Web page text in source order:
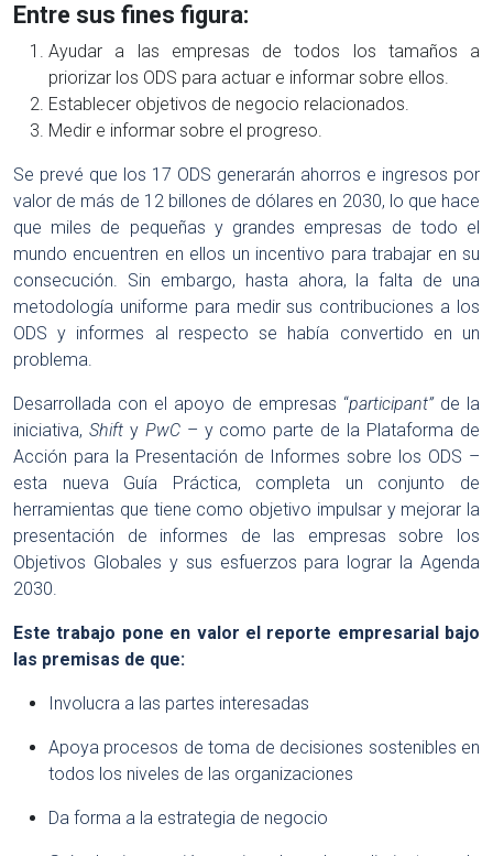
Entre sus fines figura:
Ayudar a las empresas de todos los tamaños a
priorizar los ODS para actuar e informar sobre ellos.
Establecer objetivos de negocio relacionados.
Medir e informar sobre el progreso.
Se prevé que los 17 ODS generarán ahorros e ingresos por
valor de más de 12 billones de dólares en 2030, lo que hace
que miles de pequeñas y grandes empresas de todo el
mundo encuentren en ellos un incentivo para trabajar en su
consecución. Sin embargo, hasta ahora, la falta de una
metodología uniforme para medir sus contribuciones a los
ODS y informes al respecto se había convertido en un
problema.
Desarrollada con el apoyo de empresas “participant”de la
iniciativa, Shift yPwC– y como parte de la Plataforma de
Acción para la Presentación de Informes sobre los ODS –
esta nueva Guía Práctica, completa un conjunto de
herramientas que tiene como objetivo impulsar y mejorar la
presentación de informes de las empresas sobre los
Objetivos Globales y sus esfuerzos para lograr la Agenda
2030.
Este trabajo pone en valor el reporte empresarial bajo
las premisas de que:
Involucra a las partes interesadas
Apoya procesos de toma de decisiones sostenibles en
todos los niveles de las organizaciones
Da forma a la estrategia de negocio